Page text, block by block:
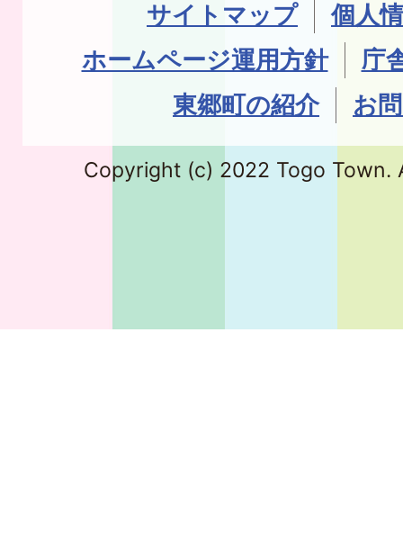
サイトマップ
個人
ホームページ運用方針
庁
東郷町の紹介
お
Copyright (c) 2022 Togo Town.